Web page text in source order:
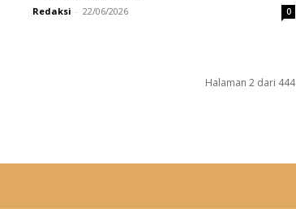
Redaksi - 22/06/2026 0
Halaman 2 dari 444